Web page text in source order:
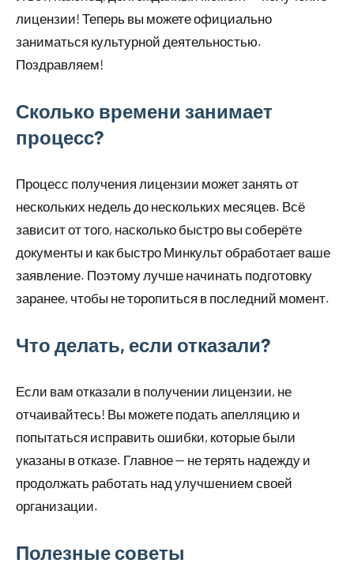
лицензии! Теперь вы можете официально
заниматься культурной деятельностью.
Поздравляем!
Сколько времени занимает
процесс?
Процесс получения лицензии может занять от
нескольких недель до нескольких месяцев. Всё
зависит от того, насколько быстро вы соберёте
документы и как быстро Минкульт обработает ваше
заявление. Поэтому лучше начинать подготовку
заранее, чтобы не торопиться в последний момент.
Что делать, если отказали?
Если вам отказали в получении лицензии, не
отчаивайтесь! Вы можете подать апелляцию и
попытаться исправить ошибки, которые были
указаны в отказе. Главное — не терять надежду и
продолжать работать над улучшением своей
организации.
Полезные советы